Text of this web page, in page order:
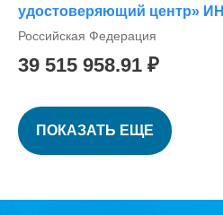
удостоверяющий центр»
Российская Федерация
39 515 958.91 ₽
ПОКАЗАТЬ ЕЩЕ